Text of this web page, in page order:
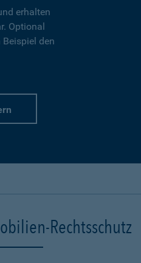
erhalten
Optional
den
Rechtsschutz